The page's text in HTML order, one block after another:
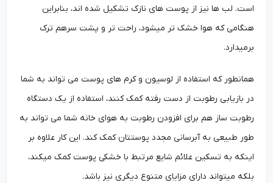
است. لب ها نیز از پوست­ های نازک تشکیل شده اند، بنابراین
هنگامی که هوا خشک تر می­شود، راحت تر و پشت سرهم ترک
برمیدارد.
همانطور که استفاده از لوسیون و کرم های پوست می تواند به شما
در بازیابی رطوبت از دست رفته کمک کنند، استفاده از یک دستگاه
رطوبت ساز هم برای افزودن رطوبت به هوای خانه شما می تواند به
طور طبیعی به آبرسانی مجدد پوستتان کمک کند. این کار علاوه بر
اینکه به تسکین علائم شایع مرتبط با خشکی پوست کمک می­کند،
بلکه می­تواند دارای مزایای متنوع دیگری نیز باشد.